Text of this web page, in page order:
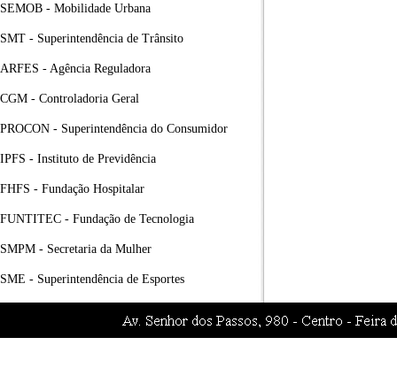
SEMOB - Mobilidade Urbana
SMT - Superintendência de Trânsito
ARFES - Agência Reguladora
CGM - Controladoria Geral
PROCON - Superintendência do Consumidor
IPFS - Instituto de Previdência
FHFS - Fundação Hospitalar
FUNTITEC - Fundação de Tecnologia
SMPM - Secretaria da Mulher
SME - Superintendência de Esportes